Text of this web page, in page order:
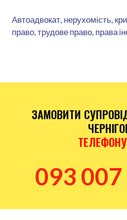
Автоадвокат, нерухомість,
право, трудове право, права
ЗАМОВИТИ
093